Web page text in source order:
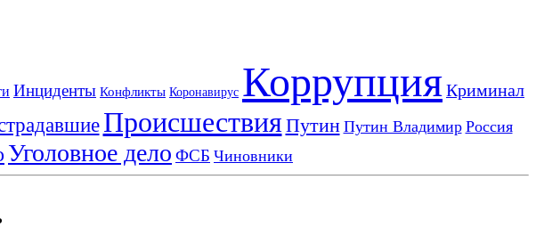
Инциденты Конфликты Коронавирус КоррупцияКриминал
ПроисшествияПутин Путин Владимир Россия
Уголовное дело ФСБ Чиновники